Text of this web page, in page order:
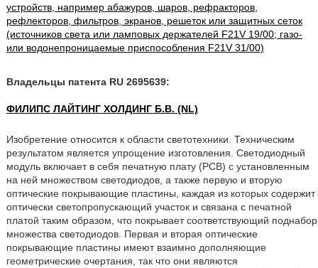
устройств, например абажуров, шаров, рефракторов,
рефлекторов, фильтров, экранов, решеток или защитных сеток
(источников света или ламповых держателей F21V 19/00; газо-
или водонепроницаемые приспособления F21V 31/00)
Владельцы патента RU 2695639:
ФИЛИПС ЛАЙТИНГ ХОЛДИНГ Б.В. (NL)
Изобретение относится к области светотехники. Техническим
результатом является упрощение изготовления. Светодиодный
модуль включает в себя печатную плату (PCB) с установленным
на ней множеством светодиодов, а также первую и вторую
оптические покрывающие пластины, каждая из которых содержит
оптически светопропускающий участок и связана с печатной
платой таким образом, что покрывает соответствующий поднабор
множества светодиодов. Первая и вторая оптические
покрывающие пластины имеют взаимно дополняющие
геометрические очертания, так что они являются